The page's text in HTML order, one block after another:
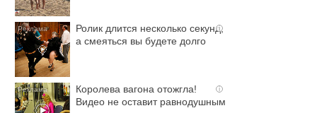
i
Ролик длится несколько секунд,
а смеяться вы будете долго
i
Королева вагона отожгла!
Видео не оставит равнодушным